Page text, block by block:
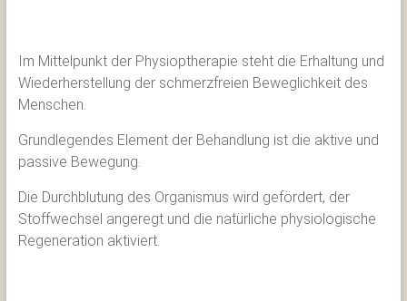
66475054306
oder
+43
660
5798
550
Im Mittelpunkt der Physioptherapie steht die Erhaltung und
Wiederherstellung der schmerzfreien Beweglichkeit des
Menschen.
Grundlegendes Element der Behandlung ist die aktive und
passive Bewegung.
Die Durchblutung des Organismus wird gefördert, der
Stoffwechsel angeregt und die natürliche physiologische
Regeneration aktiviert.